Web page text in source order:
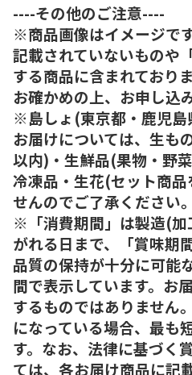
----その他のご注意----
※商品画像はイメージで
記載されていないものや
する商品に含まれており
お確かめの上、お申し込
※島しょ(東京都・鹿児島
お届けについては、生も
以内)・生鮮品(果物・野
冷凍品・生花(セット商
せんのでご了承ください。
※「消費期間」は製造(加
がれる日まで、「賞味期
品質の保持が十分に可能
間で表示しています。お
するものではありません
になっている場合、最も
す。なお、法律に基づく
ては、各お届け商品に記